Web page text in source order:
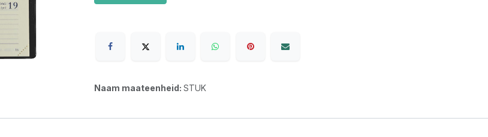
Naam maateenheid: STUK